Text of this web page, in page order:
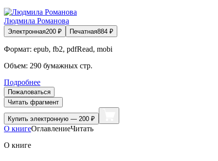
Людмила Романова
Электронная200 ₽ Печатная884 ₽
Формат: epub, fb2, pdfRead, mobi
Объем: 290 бумажных стр.
Подробнее
Пожаловаться
Читать фрагмент
Купить электронную — 200 ₽
О книгеОглавлениеЧитать
О книге